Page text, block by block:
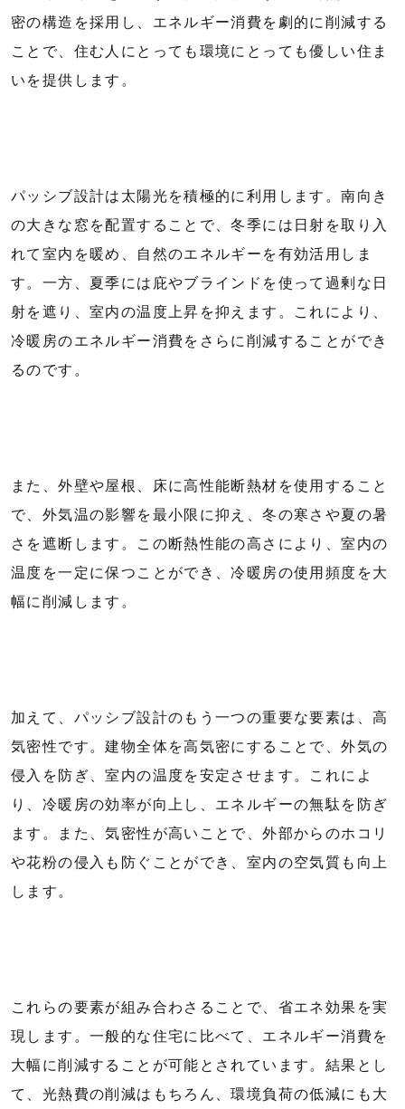
密の構造を採用し、エネルギー消費を劇的に削減する
ことで、住む人にとっても環境にとっても優しい住ま
いを提供します。
パッシブ設計は太陽光を積極的に利用します。南向き
の大きな窓を配置することで、冬季には日射を取り入
れて室内を暖め、自然のエネルギーを有効活用しま
す。一方、夏季には庇やブラインドを使って過剰な日
射を遮り、室内の温度上昇を抑えます。これにより、
冷暖房のエネルギー消費をさらに削減することができ
るのです。
また、外壁や屋根、床に高性能断熱材を使用すること
で、外気温の影響を最小限に抑え、冬の寒さや夏の暑
さを遮断します。この断熱性能の高さにより、室内の
温度を一定に保つことができ、冷暖房の使用頻度を大
幅に削減します。
加えて、パッシブ設計のもう一つの重要な要素は、高
気密性です。建物全体を高気密にすることで、外気の
侵入を防ぎ、室内の温度を安定させます。これによ
り、冷暖房の効率が向上し、エネルギーの無駄を防ぎ
ます。また、気密性が高いことで、外部からのホコリ
や花粉の侵入も防ぐことができ、室内の空気質も向上
します。
これらの要素が組み合わさることで、省エネ効果を実
現します。一般的な住宅に比べて、エネルギー消費を
大幅に削減することが可能とされています。結果とし
て、光熱費の削減はもちろん、環境負荷の低減にも大